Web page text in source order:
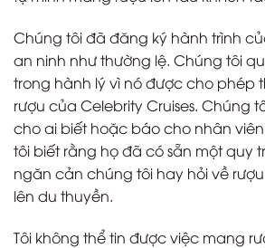
Chúng tôi đã đăng ký hành trình
an ninh như thường lệ. Chúng tôi
trong hành lý vì nó được cho phép
rượu của Celebrity Cruises. Chúng
cho ai biết hoặc báo cho nhân
tôi biết rằng họ đã có sẵn một quy
ngăn cản chúng tôi hay hỏi về
lên du thuyền.
Tôi không thể tin được việc mang